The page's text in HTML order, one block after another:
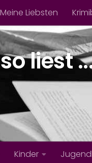
Meine Liebsten
liest
Kinder